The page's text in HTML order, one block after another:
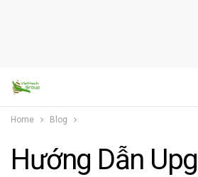
Home Blog
Hướng Dẫn